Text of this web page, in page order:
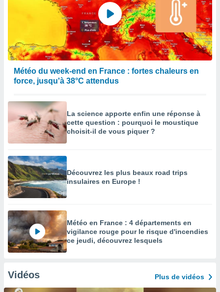
Météo du week-end en France : fortes chaleurs en
force, jusqu'à 38°C attendus
La science apporte enfin une réponse à
cette question : pourquoi le moustique
choisit-il de vous piquer ?
Découvrez les plus beaux road trips
insulaires en Europe !
Météo en France : 4 départements en
vigilance rouge pour le risque d'incendies
ce jeudi, découvrez lesquels
Vidéos Plus de vidéos